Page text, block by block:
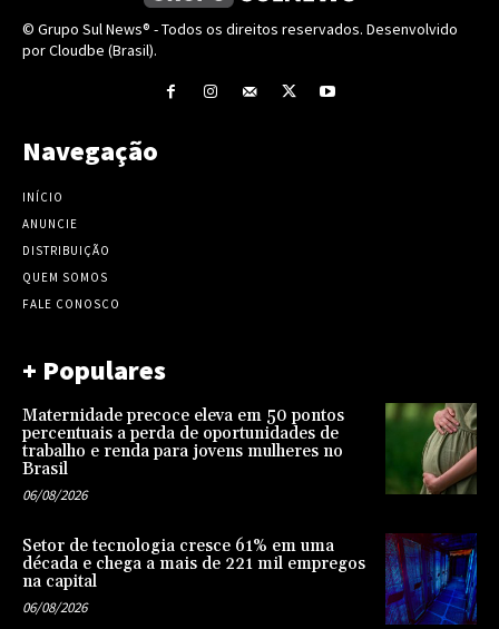
© Grupo Sul News® - Todos os direitos reservados. Desenvolvido
por Cloudbe (Brasil).
Navegação
INÍCIO
ANUNCIE
DISTRIBUIÇÃO
QUEM SOMOS
FALE CONOSCO
+ Populares
Maternidade precoce eleva em 50 pontos
percentuais a perda de oportunidades de
trabalho e renda para jovens mulheres no
Brasil
06/08/2026
Setor de tecnologia cresce 61% em uma
década e chega a mais de 221 mil empregos
na capital
06/08/2026